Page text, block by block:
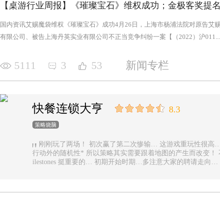
【桌游行业周报】《璀璨宝石》维权成功；金极客奖提
国内资讯艾赐魔袋维权《璀璨宝石》成功4月26日，上海市杨浦法院对原告艾
有限公司、被告上海丹英实业有限公司不正当竞争纠纷一案【（2022）沪011...
5111 3 53 新闻专栏
快餐连锁大亨 8.3
策略烧脑
刚刚玩了两场！ 初次赢了第二次惨输… 这游戏重玩性很高… 主要是唯一的随机性是地图… 除了玩家
行动外的随机性* 所以策略其实需要跟着地图的产生而改变！ 不能一直使用一样的科技书！ 然后记得m
ilestones 挺重要的… 初期开始时期…多注意大家的聘请走向